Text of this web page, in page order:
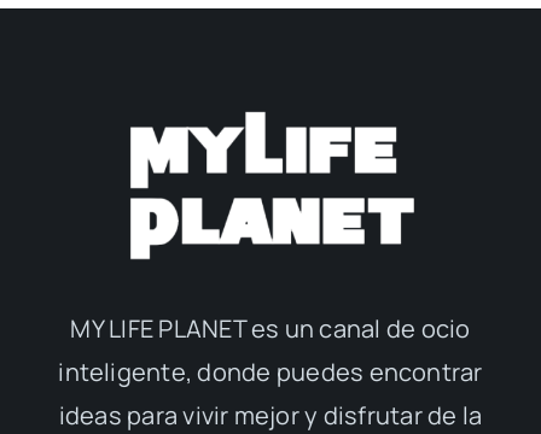
MY LIFE PLANET es un canal de ocio
inteligente, donde puedes encontrar
ideas para vivir mejor y disfrutar de la